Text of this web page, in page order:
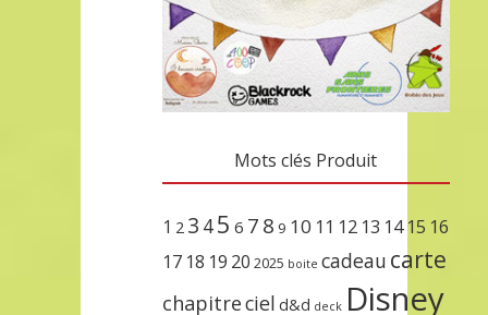
Mots clés Produit
1 2 3 45 6 7 8 9 10 11 12 13 14 15 16
17 18 19 20 2025 boite cadeau carte
chapitreciel d&d deck Disney